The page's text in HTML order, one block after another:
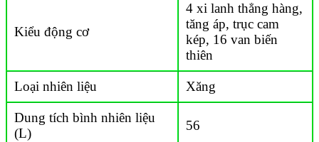
Kiểu động cơ
4 xi lanh thẳng hàng,
tăng áp, trục cam
kép, 16 van biến
thiên
Loại nhiên liệu Xăng
Dung tích bình nhiên liệu
(L)
56